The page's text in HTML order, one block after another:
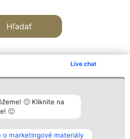
Live chat
🙂 Kliknite na
🙂
o marketingové materiály
Hľadať
Hodnotenie
Laureáti
Lista
Laureatów
Podmienky
Kontakt
Kontakt